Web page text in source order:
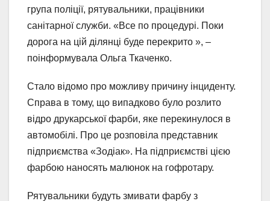
група поліції, рятувальники, працівники
санітарної служби. «Все по процедурі. Поки
дорога на цій ділянці буде перекрито », –
поінформувала Ольга Ткаченко.
Стало відомо про можливу причину інциденту.
Справа в тому, що випадково було розлито
відро друкарської фарби, яке перекинулося в
автомобілі. Про це розповіла представник
підприємства «Зодіак». На підприємстві цією
фарбою наносять малюнок на гофротару.
Рятувальники будуть змивати фарбу з